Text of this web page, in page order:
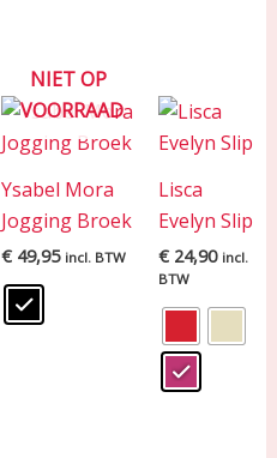
NIET OP
VOORRAAD
Ysabel Mora
Jogging Broek
€ 49,95 incl. BTW
Lisca
Evelyn Slip
€ 24,90 incl.
BTW